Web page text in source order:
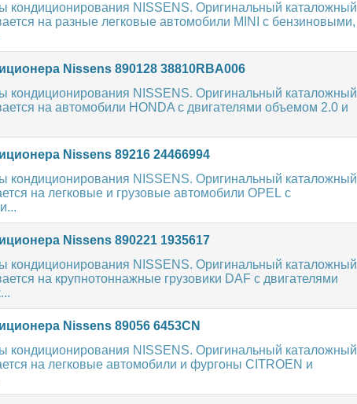
кондиционирования NISSENS. Оригинальный каталожный
на разные легковые автомобили MINI с бензиновыми,
Nissens 890128 38810RBA006
кондиционирования NISSENS. Оригинальный каталожный
на автомобили HONDA с двигателями объемом 2.0 и
Nissens 89216 24466994
кондиционирования NISSENS. Оригинальный каталожный
на легковые и грузовые автомобили OPEL с
Nissens 890221 1935617
кондиционирования NISSENS. Оригинальный каталожный
на крупнотоннажные грузовики DAF с двигателями
Nissens 89056 6453CN
кондиционирования NISSENS. Оригинальный каталожный
на легковые автомобили и фургоны CITROEN и